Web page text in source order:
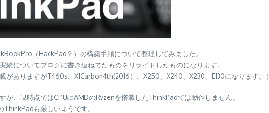
（HackPad？）の構築手順について整理してみました。
績についてブログに書き連ねてたものをリライトしたものになります。
がありますがT460s、X1Carbon4th(2016）、X250、X240、X230、E130になります。）
が、現時点ではCPUにAMDのRyzenを搭載したThinkPadでは動作しません。
ThinkPadも厳しいようです。